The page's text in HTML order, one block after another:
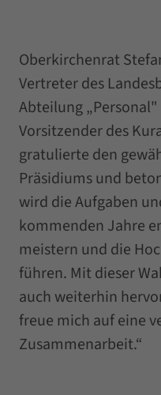
Oberkirchenrat
Vertreter des
Abteilung
Vorsitzender des
gratulierte den
Präsidiums und
wird die Aufgaben
kommenden Jahre
meistern und die
führen. Mit dieser
auch weiterhin
freue mich auf eine
Zusammenarbeit.“